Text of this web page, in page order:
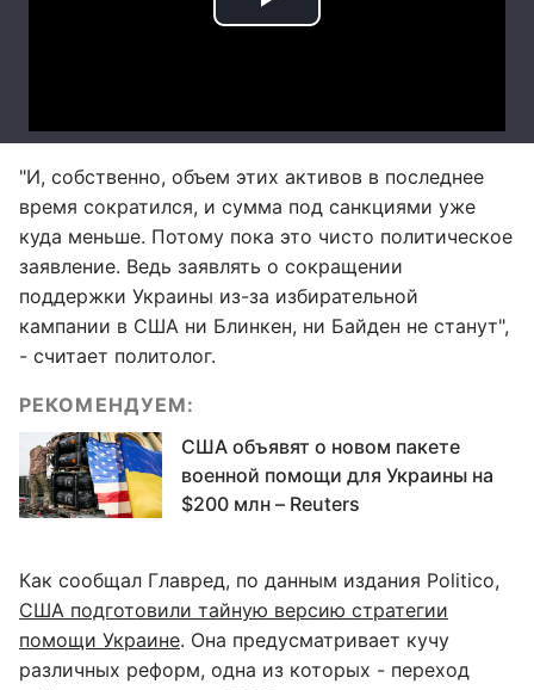
"И, собственно, объем этих активов в последнее
время сократился, и сумма под санкциями уже
куда меньше. Потому пока это чисто политическое
заявление. Ведь заявлять о сокращении
поддержки Украины из-за избирательной
кампании в США ни Блинкен, ни Байден не станут",
- считает политолог.
РЕКОМЕНДУЕМ:
США объявят о новом пакете
военной помощи для Украины на
$200 млн – Reuters
Как сообщал Главред, по данным издания Politico,
США подготовили тайную версию стратегии
помощи Украине. Она предусматривает кучу
различных реформ, одна из которых - переход